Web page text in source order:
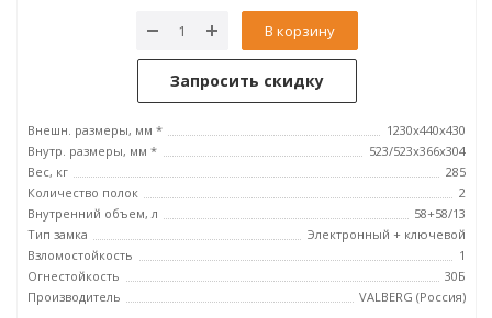
В корзину
Запросить скидку
Внешн. размеры, мм *
1230x440x430
Внутр. размеры, мм *
523/523x366x304
Вес, кг
285
Количество полок
2
Внутренний объем, л
58+58/13
Тип замка
Электронный + ключевой
Взломостойкость
1
Огнестойкость
30Б
Производитель
VALBERG (Россия)